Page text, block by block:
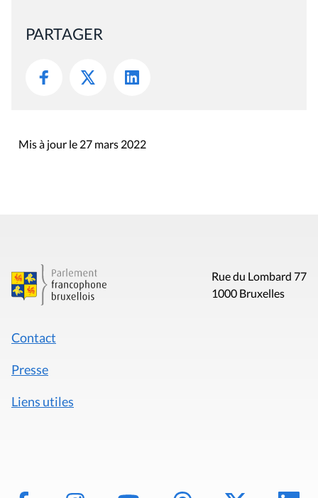
PARTAGER
Mis à jour le 27 mars 2022
Rue du Lombard 77
1000 Bruxelles
Contact
Presse
Liens utiles